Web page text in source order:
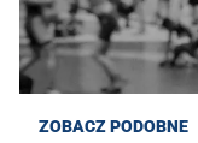
ZOBACZ PODOBNE